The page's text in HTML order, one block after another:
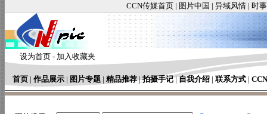
CCN传媒首页 | 图片中国 | 异域风情 | 时
设为首页 - 加入收藏夹
首页 | 作品展示 | 图片专题 | 精品推荐|拍摄手记|自我介绍 | 联系方式 |